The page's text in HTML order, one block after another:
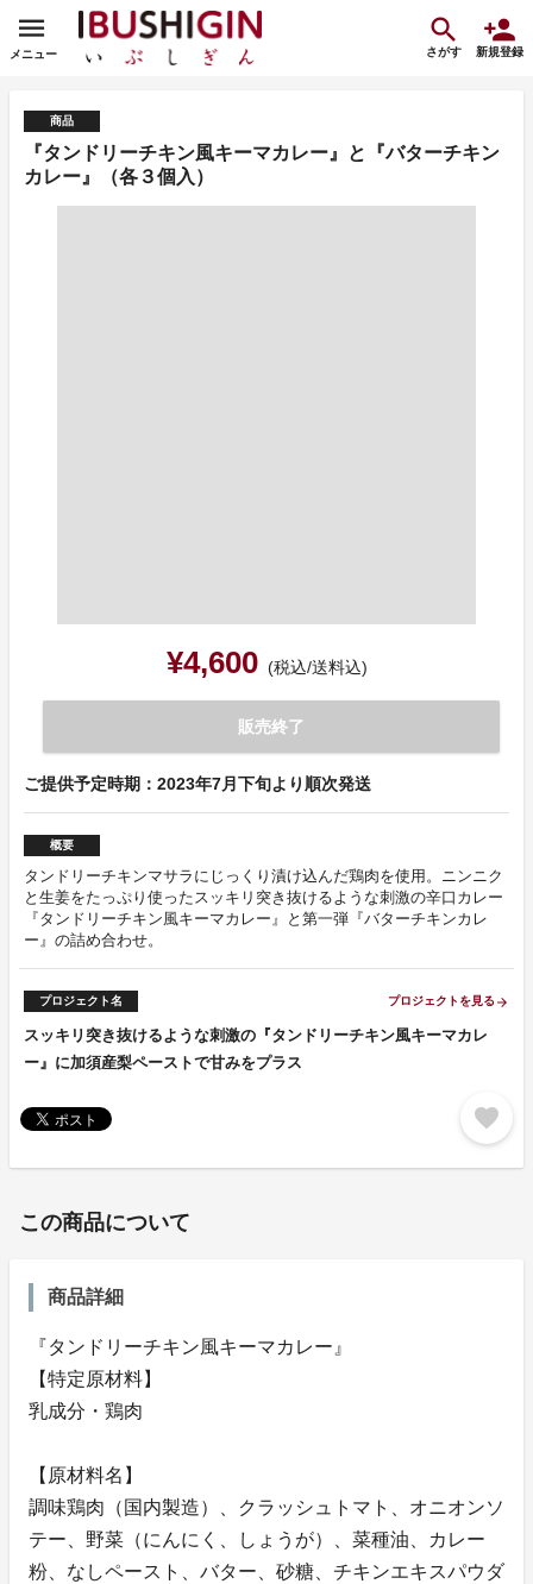
メニュー さがす 新規登録
商品
『タンドリーチキン風キーマカレー』と『バターチキン
カレー』（各３個入）
¥4,600 (税込/送料込)
販売終了
ご提供予定時期：2023年7月下旬より順次発送
概要
タンドリーチキンマサラにじっくり漬け込んだ鶏肉を使用。ニンニク
と生姜をたっぷり使ったスッキリ突き抜けるような刺激の辛口カレー
『タンドリーチキン風キーマカレー』と第一弾『バターチキンカレ
ー』の詰め合わせ。
プロジェクト名 プロジェクトを見る arrow_forward
スッキリ突き抜けるような刺激の『タンドリーチキン風キーマカレ
ー』に加須産梨ペーストで甘みをプラス
favorite
この商品について
商品詳細
『タンドリーチキン風キーマカレー』
【特定原材料】
乳成分・鶏肉
【原材料名】
調味鶏肉（国内製造）、クラッシュトマト、オニオンソ
テー、野菜（にんにく、しょうが）、菜種油、カレー
粉、なしペースト、バター、砂糖、チキンエキスパウダ